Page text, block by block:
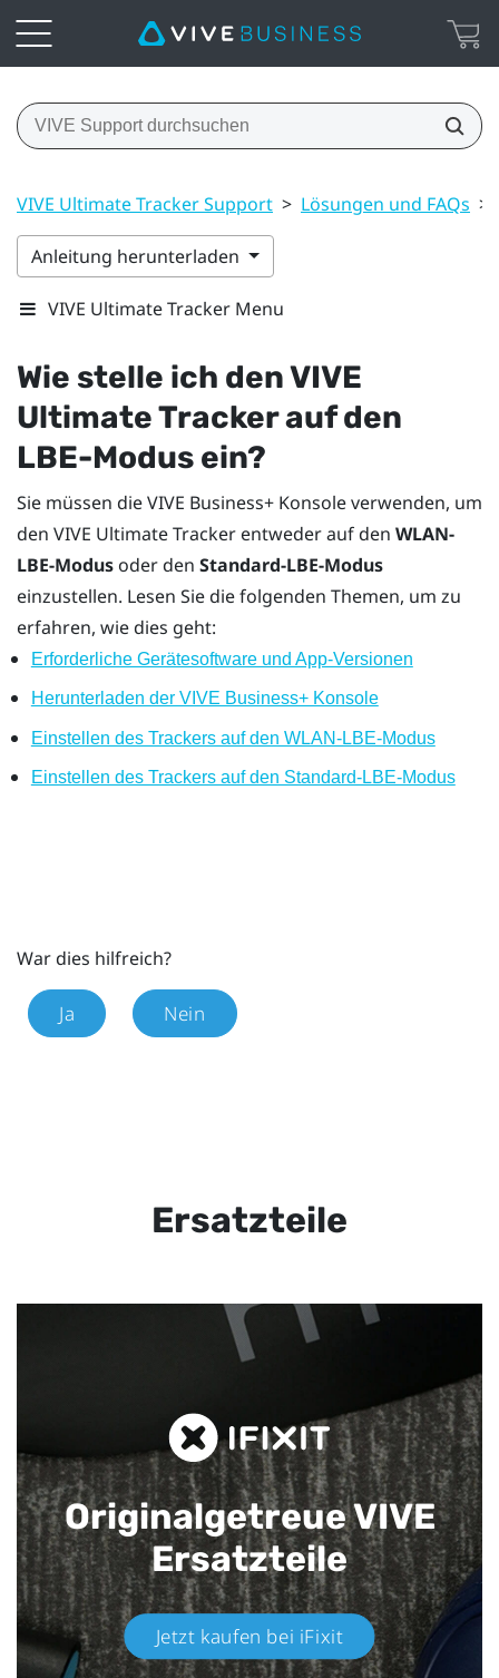
VIVE Ultimate Tracker Support > Lösungen und FAQs >
Anleitung herunterladen
VIVE Ultimate Tracker Menu
Wie stelle ich denVIVE
Ultimate Trackerauf den
LBE-Modus ein?
Sie müssen dieVIVE Business+ Konsoleverwenden, um
den VIVE Ultimate Tracker entweder auf den WLAN-
LBE-Modus oder den Standard-LBE-Modus
einzustellen. Lesen Sie die folgenden Themen, um zu
erfahren, wie dies geht:
Erforderliche Gerätesoftware und App-Versionen
Herunterladen der VIVE Business+ Konsole
Einstellen des Trackers auf den WLAN-LBE-Modus
Einstellen des Trackers auf den Standard-LBE-Modus
War dies hilfreich?
Ja Nein
Ersatzteile
Originalgetreue VIVE
Ersatzteile
Jetzt kaufen bei iFixit​